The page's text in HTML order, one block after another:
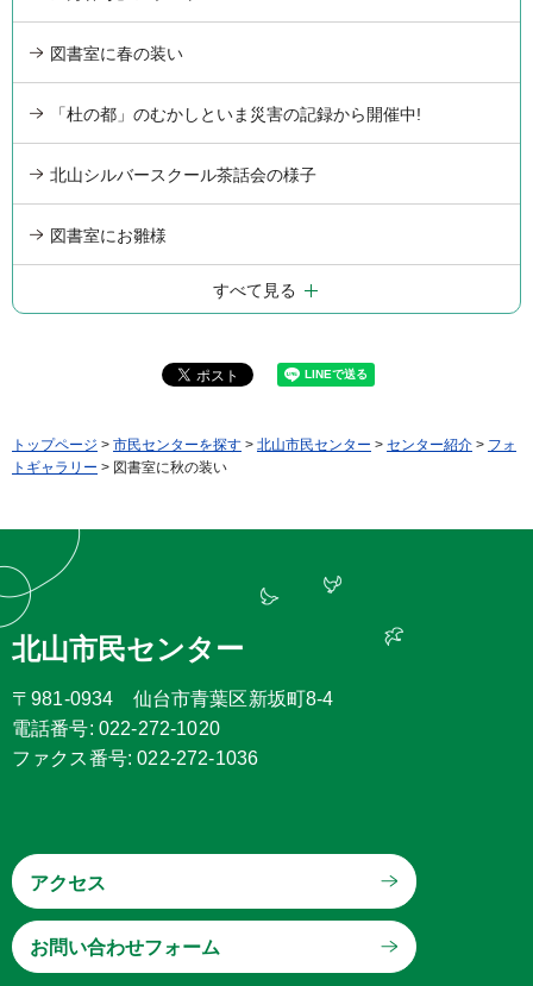
図書室に春の装い
「杜の都」のむかしといま災害の記録から開催中!
北山シルバースクール茶話会の様子
図書室にお雛様
すべて見る
トップページ > 市民センターを探す > 北山市民センター > センター紹介 > フォ
トギャラリー > 図書室に秋の装い
北山市民センター
〒981-0934 仙台市青葉区新坂町8-4
電話番号: 022-272-1020
ファクス番号: 022-272-1036
アクセス